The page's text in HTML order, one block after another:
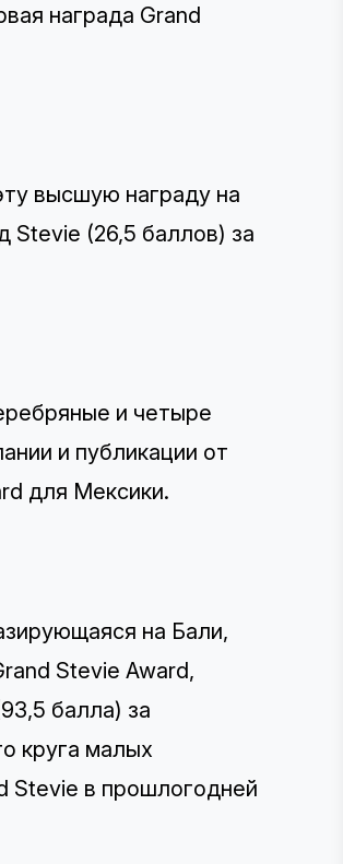
награда Grand
высшую награду на
Stevie (26,5 баллов) за
и четыре
и публикации от
для Мексики.
на Бали,
Stevie Award,
балла) за
круга малых
Stevie в прошлогодней